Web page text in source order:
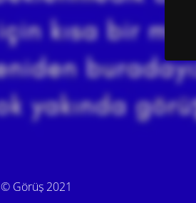
© Görüş 2021